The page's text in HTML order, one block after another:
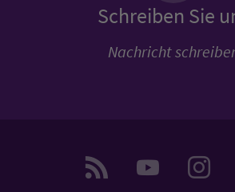
Schreiben Sie
Nachricht